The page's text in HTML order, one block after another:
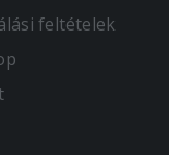
feltételek